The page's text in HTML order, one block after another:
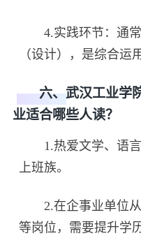
4.实践环节：通常
（设计），是综合运
六、武汉工业学院
业适合哪些人读？
1.热爱文学、语言
上班族。
2.在企事业单位从
等岗位，需要提升学